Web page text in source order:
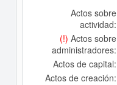
Actos sobre
actividad:
(!) Actos sobre
administradores:
Actos de capital:
Actos de creación: